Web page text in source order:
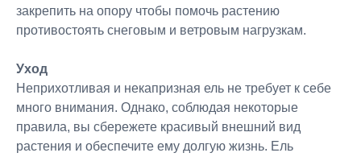
закрепить на опору чтобы помочь растению
противостоять снеговым и ветровым нагрузкам.
Уход
Неприхотливая и некапризная ель не требует к себе
много внимания. Однако, соблюдая некоторые
правила, вы сбережете красивый внешний вид
растения и обеспечите ему долгую жизнь. Ель